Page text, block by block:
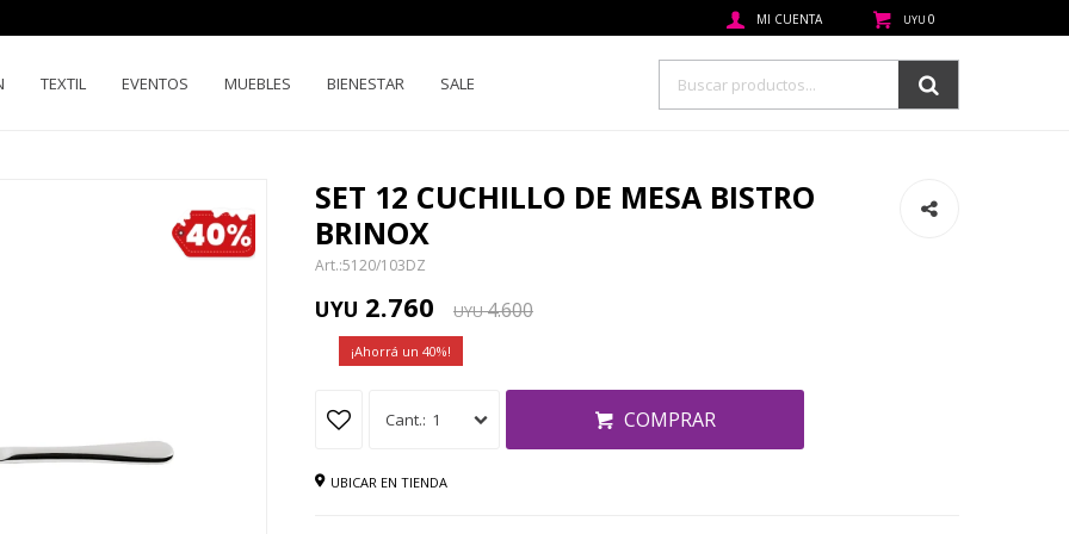
TEXTIL EVENTOS MUEBLES BIENESTAR SALE
UYU 0
SET 12 CUCHILLO DE MESA BISTRO
BRINOX
5120/103DZ
UYU 2.760 UYU4.600
40
1 COMPRAR
UBICAR EN TIENDA